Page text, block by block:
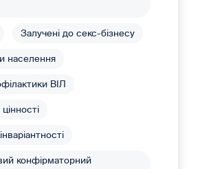
Залучені до секс-бізнесу
населення
ВІЛ
конфірматорний